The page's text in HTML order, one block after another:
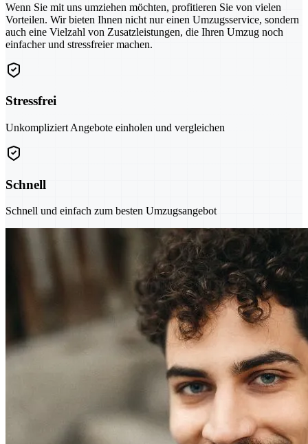
Wenn Sie mit uns umziehen möchten, profitieren Sie von vielen
Vorteilen. Wir bieten Ihnen nicht nur einen Umzugsservice, sondern
auch eine Vielzahl von Zusatzleistungen, die Ihren Umzug noch
einfacher und stressfreier machen.
Stressfrei
Unkompliziert Angebote einholen und vergleichen
Schnell
Schnell und einfach zum besten Umzugsangebot